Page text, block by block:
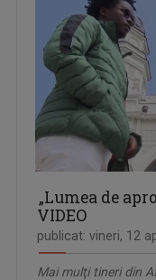
„Lumea de
VIDEO
publicat: vineri, 12
Mai mulţi tineri din